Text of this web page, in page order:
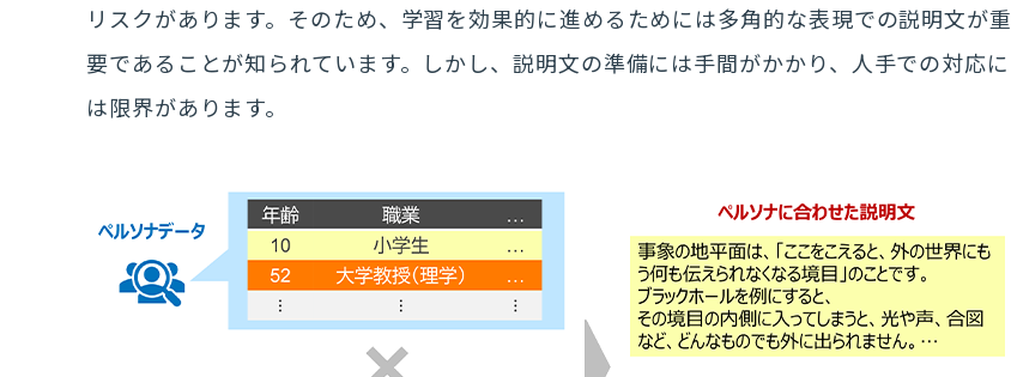
リスクがあります。そのため、学習を効果的に進めるためには多角的な表現での説明文が重
要であることが知られています。しかし、説明文の準備には手間がかかり、人手での対応に
は限界があります。